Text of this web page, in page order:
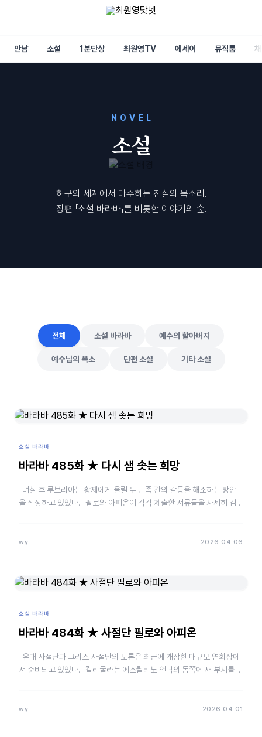
만남 소설 1분단상 최원영TV 에세이 뮤직룸
NOVEL
소설
허구의 세계에서 마주하는 진실의 목소리.
장편 「소설 바라바」를 비롯한 이야기의 숲.
전체 소설 바라바 예수의 할아버지
예수님의 폭소 단편 소설 기타 소설
소설 바라바
바라바 485화 ★ 다시 샘 솟는 희망
며칠 후 루브리아는 황제에게 올릴 두 민족 간의 갈등을 해소하는 방안
을 작성하고 있었다. 필로와 아피온이 각각 제출한 서류들을 자세히 검토
wy 2026.04.06
소설 바라바
바라바 484화 ★ 사절단 필로와 아피온
유대 사절단과 그리스 사절단의 토론은 최근에 개장한 대규모 연회장에
서 준비되고 있었다. 칼리굴라는 에스퀼리노 언덕의 동쪽에 새 부지를 조
wy 2026.04.01